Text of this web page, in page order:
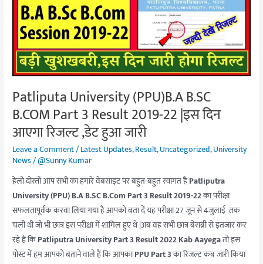
Patliputa University (PPU)B.A B.SC
B.COM Part 3 Result 2019-22 |इस दिन
आएगा रिजल्ट ,डेट हुआ जारी
Leave a Comment/Latest Updates,Result,Uncategorized,University
News/@Sunny Kumar
हेलो दोस्तों आप सभी का हमारे वेबसाइट पर बहुत-बहुत स्वागत हैPatliputra
University (PPU) B.A B.SC B.Com Part 3 Result 2019-22का परीक्षा
सफलतापूर्वक करवा लिया गया है आपको बता दें यह परीक्षा 27 जून से 4जुलाई तक
चली थी जो भी छात्र इस परीक्षा में शामिल हुए थे |अब वह सभी छात्र बेसब्री से इंतजार कर
रहे हैं किPatliputra University Part 3 Result 2022 Kab Aayegaतो इस
पोस्ट में हम आपको बताने वाले हैं कि आपकाPPU Part 3का रिजल्ट कब जारी किया
B.COM
Part
Result
2019-
|
इस
दिन
आएगा
रिजल्ट
हुआ
जारी